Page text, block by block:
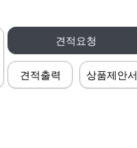
견적요청
견적출력 상품제안서